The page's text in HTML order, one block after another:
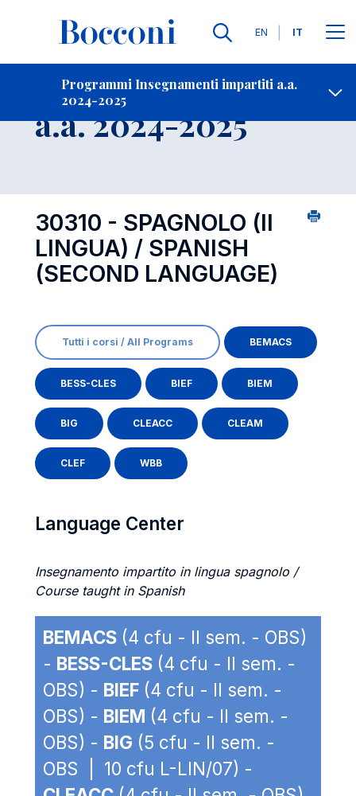
Lingue
EN IT
Programmi Insegnamenti impartiti a.a.
2024-2025
Contatti
Insegnamento
a.a. 2024-2025
30310 - SPAGNOLO (II
LINGUA) / SPANISH
(SECOND LANGUAGE)
Tutti i corsi / All Programs BEMACS
BESS-CLES BIEF BIEM
BIG CLEACC CLEAM
CLEF WBB
Language Center
Insegnamento impartito in lingua spagnolo /
Course taught in Spanish
BEMACS (4 cfu - II sem. - OBS)
- BESS-CLES (4 cfu - II sem. -
OBS) - BIEF (4 cfu - II sem. -
OBS) - BIEM (4 cfu - II sem. -
OBS) - BIG (5 cfu - II sem. -
OBS | 10 cfu L-LIN/07) -